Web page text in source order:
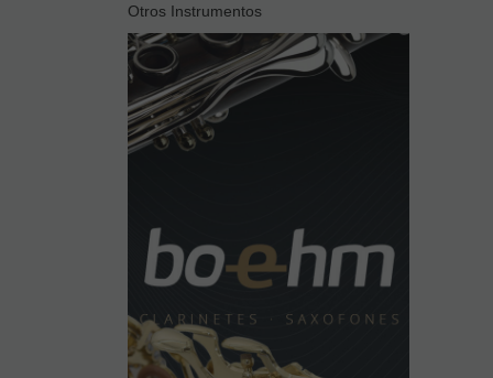
Otros Instrumentos